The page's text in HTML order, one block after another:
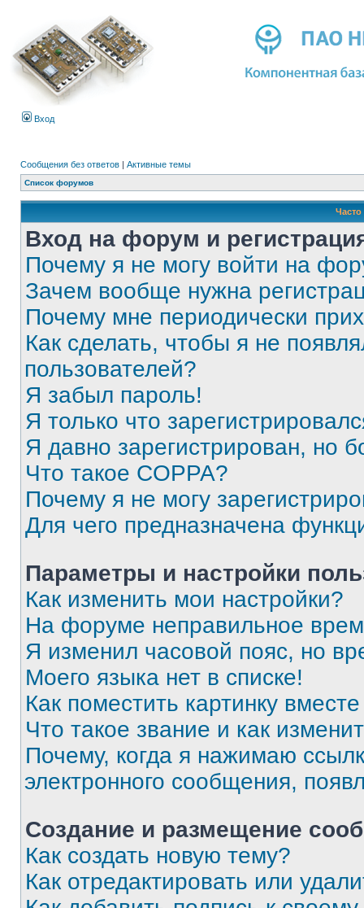
Вход
Сообщения без ответов | Активные темы
Список форумов
Вход на форум и
Почему я не могу войти на
Зачем вообще нужна
Почему мне периодически
Как сделать, чтобы я не
пользователей?
Я забыл пароль!
Я только что
Я давно зарегистрирован, но
Что такое COPPA?
Почему я не могу
Для чего предназначена
Параметры и настройки
Как изменить мои настройки?
На форуме неправильное
Я изменил часовой пояс, но
Моего языка нет в списке!
Как поместить картинку
Что такое звание и как
Почему, когда я нажимаю
электронного сообщения,
Создание и размещение
Как создать новую тему?
Как отредактировать или